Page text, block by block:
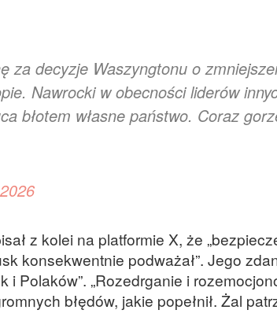
za decyzje Waszyngtonu o
Nawrocki w obecności liderów
błotem własne państwo. Coraz
z kolei na platformie X, że
konsekwentnie podważał”. Jego
Polaków”. „Rozedrganie i
błędów, jakie popełnił. Żal